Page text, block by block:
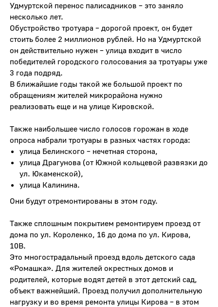
Удмуртской перенос палисадников – это заняло
несколько лет.
Обустройство тротуара – дорогой проект, он будет
стоить более 2 миллионов рублей. Но на Удмуртской
он действительно нужен – улица входит в число
победителей городского голосования за тротуары уже
3 года подряд.
В ближайшие годы такой же большой проект по
обращениям жителей микрорайона нужно
реализовать еще и на улице Кировской.
Также наибольшее число голосов горожан в ходе
опроса набрали тротуары в разных частях города:
улица Белинского – нечетная сторона,
улица Драгунова (от Южной кольцевой развязки до
ул. Юкаменской),
улица Калинина.
Они будут отремонтированы в этом году.
Также сплошным покрытием ремонтируем проезд от
дома по ул. Короленко, 16 до дома по ул. Кирова,
10В.
Это многострадальный проезд вдоль детского сада
«Ромашка». Для жителей окрестных домов и
родителей, которые водят детей в этот детский сад,
объект важнейший. Проезд получил дополнительную
нагрузку и во время ремонта улицы Кирова – в этом